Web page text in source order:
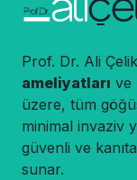
Prof. Dr. Ali
ameliyatları ve
üzere, tüm
minimal invaziv
güvenli ve
sunar.